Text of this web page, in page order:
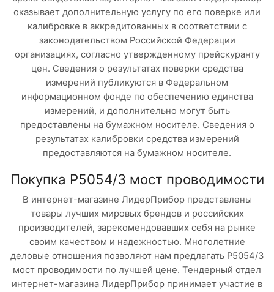
оказывает дополнительную услугу по его поверке или
калибровке в аккредитованных в соответствии с
законодательством Российской Федерации
организациях, согласно утвержденному прейскуранту
цен. Сведения о результатах поверки средства
измерений публикуются в Федеральном
информационном фонде по обеспечению единства
измерений, и дополнительно могут быть
предоставлены на бумажном носителе. Сведения о
результатах калибровки средства измерений
предоставляются на бумажном носителе.
Покупка Р5054/3 мост проводимости
В интернет-магазине ЛидерПрибор представлены
товары лучших мировых брендов и российских
производителей, зарекомендовавших себя на рынке
своим качеством и надежностью. Многолетние
деловые отношения позволяют нам предлагать Р5054/3
мост проводимости по лучшей цене. Тендерный отдел
интернет-магазина ЛидерПрибор принимает участие в